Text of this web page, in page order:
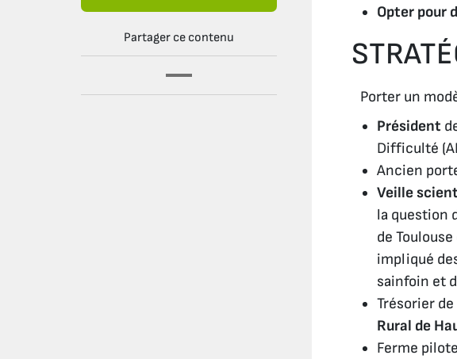
Partager ce contenu
Opter pour
Porter un
Président
Difficulté
Ancien
Veille
la question
de Toulouse
impliqué
sainfoin et
Trésorier de
Rural de
Ferme